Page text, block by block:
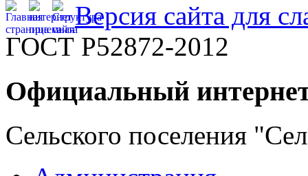
Версия сайта для
ГОСТ Р52872-2012
Официальный
Сельского поселения